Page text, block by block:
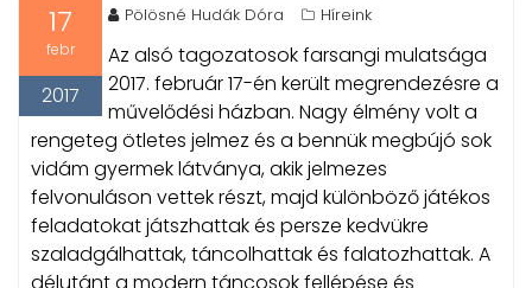
17
febr
2017
Pölösné Hudák Dóra Híreink
Az alsó tagozatosok farsangi mulatsága
2017. február 17-én került megrendezésre a
művelődési házban. Nagy élmény volt a
rengeteg ötletes jelmez és a bennük megbújó sok
vidám gyermek látványa, akik jelmezes
felvonuláson vettek részt, majd különböző játékos
feladatokat játszhattak és persze kedvükre
szaladgálhattak, táncolhattak és falatozhattak. A